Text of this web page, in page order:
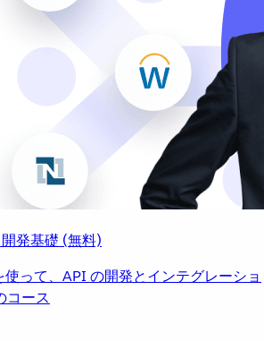
発基礎 (無料)
って、API の開発とインテグレーショ
コース